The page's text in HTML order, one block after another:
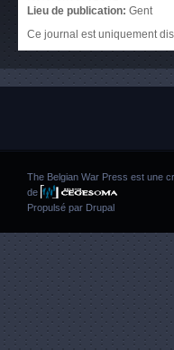
Lieu de publication: Gent
Ce journal est uniquement
The Belgian War Press est une
de
Propulsé par Drupal